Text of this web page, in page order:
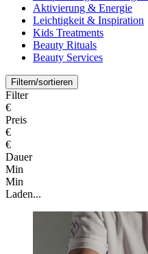
Aktivierung & Energie
Leichtigkeit & Inspiration
Kids Treatments
Beauty Rituals
Beauty Services
Filtern/sortieren
Filter
€
Preis
€
€
Dauer
Min
Min
Laden...